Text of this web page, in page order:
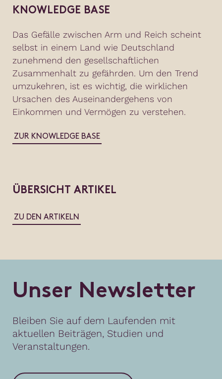
KNOWLEDGE BASE
Das Gefälle zwischen Arm und Reich scheint
selbst in einem Land wie Deutschland
zunehmend den gesellschaftlichen
Zusammenhalt zu gefährden. Um den Trend
umzukehren, ist es wichtig, die wirklichen
Ursachen des Auseinandergehens von
Einkommen und Vermögen zu verstehen.
ZUR KNOWLEDGE BASE
ÜBERSICHT ARTIKEL
ZU DEN ARTIKELN
Unser Newsletter
Bleiben Sie auf dem Laufenden mit
aktuellen Beiträgen, Studien und
Veranstaltungen.